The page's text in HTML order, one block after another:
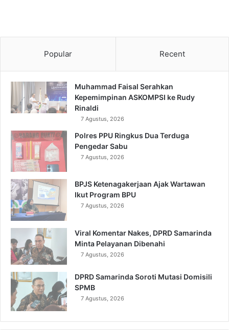
Popular Recent
Muhammad Faisal Serahkan
Kepemimpinan ASKOMPSI ke Rudy
Rinaldi
7 Agustus, 2026
Polres PPU Ringkus Dua Terduga
Pengedar Sabu
7 Agustus, 2026
BPJS Ketenagakerjaan Ajak Wartawan
Ikut Program BPU
7 Agustus, 2026
Viral Komentar Nakes, DPRD Samarinda
Minta Pelayanan Dibenahi
7 Agustus, 2026
DPRD Samarinda Soroti Mutasi Domisili
SPMB
7 Agustus, 2026